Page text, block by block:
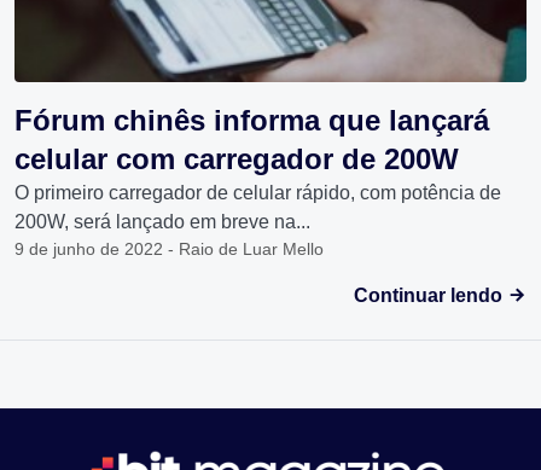
Fórum chinês informa que lançará
celular com carregador de 200W
O primeiro carregador de celular rápido, com potência de
200W, será lançado em breve na...
9 de junho de 2022 - Raio de Luar Mello
Continuar lendo